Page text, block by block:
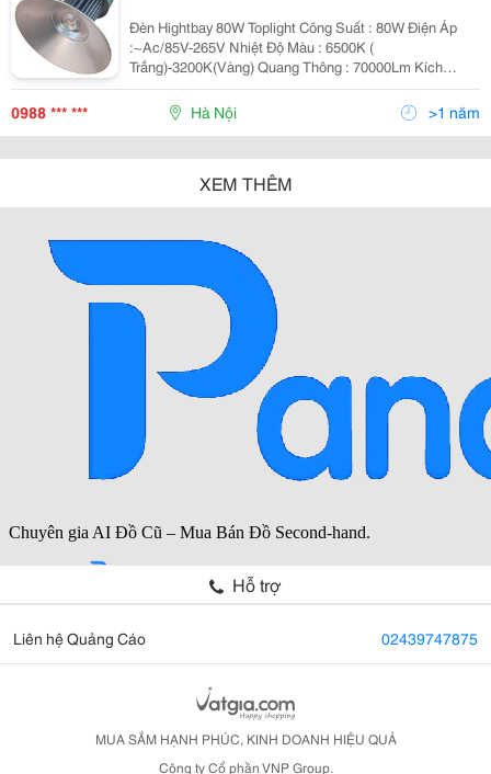
Đèn Hightbay 80W Toplight Công Suất : 80W Điện Áp
:~Ac/85V-265V Nhiệt Độ Màu : 6500K (
Trắng)-3200K(Vàng) Quang Thông : 70000Lm Kích
Thước(Mm): 500*590 Chất Liệu : Nhôm Đúc Giá Cả :
Thỏa Thuận Bảo Hành 2 Năm Đặc Điểm Sản
0988 *** *** Hà Nội >1 năm
XEM THÊM
Hỗ trợ
Liên hệ Quảng Cáo 02439747875
MUA SẮM HẠNH PHÚC, KINH DOANH HIỆU QUẢ
Công ty Cổ phần VNP Group.